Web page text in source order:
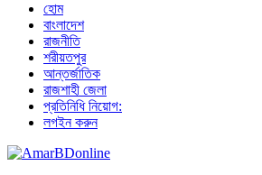
হোম
বাংলাদেশ
রাজনীতি
শরীয়তপুর
আন্তর্জাতিক
রাজশাহী জেলা
প্রতিনিধি নিয়োগ:
লগইন করুন